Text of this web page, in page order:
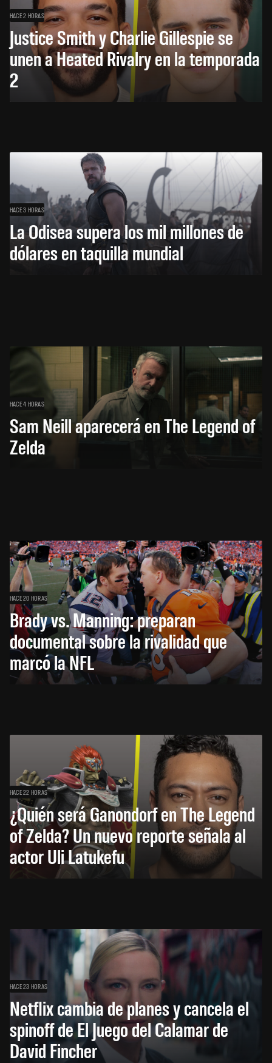
HACE 2 HORAS
Justice Smith y Charlie Gillespie se
unen a Heated Rivalry en la temporada
2
HACE 3 HORAS
La Odisea supera los mil millones de
dólares en taquilla mundial
HACE 4 HORAS
Sam Neill aparecerá en The Legend of
Zelda
HACE 20 HORAS
Brady vs. Manning: preparan
documental sobre la rivalidad que
marcó la NFL
HACE 22 HORAS
¿Quién será Ganondorf en The Legend
of Zelda? Un nuevo reporte señala al
actor Uli Latukefu
HACE 23 HORAS
Netflix cambia de planes y cancela el
spinoff de El Juego del Calamar de
David Fincher